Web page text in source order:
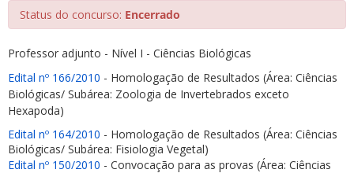
Status do concurso: Encerrado
Professor adjunto - Nível I - Ciências Biológicas
Edital nº 166/2010 - Homologação de Resultados (Área: Ciências
Biológicas/ Subárea: Zoologia de Invertebrados exceto
Hexapoda)
Edital nº 164/2010 - Homologação de Resultados (Área: Ciências
Biológicas/ Subárea: Fisiologia Vegetal)
Edital nº 150/2010 - Convocação para as provas (Área: Ciências